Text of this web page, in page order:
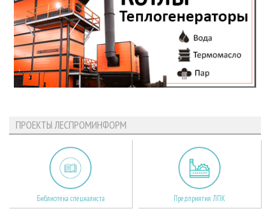
ПРОЕКТЫ ЛЕСПРОМИНФОРМ
Библиотека специалиста Предприятия ЛПК